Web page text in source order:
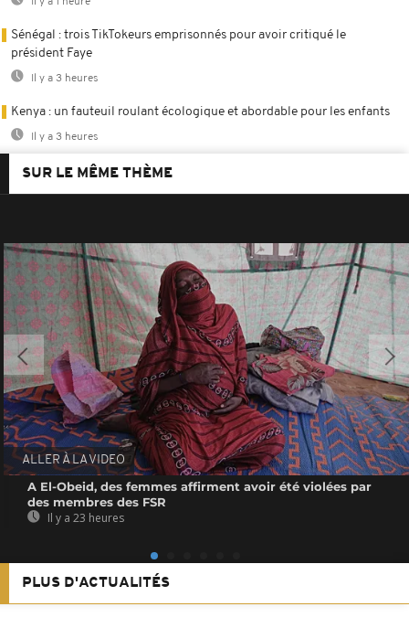
Sénégal : trois TikTokeurs emprisonnés pour avoir critiqué le
président Faye
Il y a 3 heures
Kenya : un fauteuil roulant écologique et abordable pour les enfants
Il y a 3 heures
SUR LE MÊME THÈME
ALLER À LA VIDEO
A El-Obeid, des femmes affirment avoir été violées par
des membres des FSR
Il y a 23 heures
PLUS D'ACTUALITÉS